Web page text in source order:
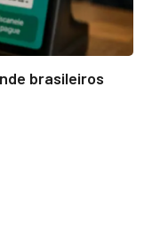
brasileiros